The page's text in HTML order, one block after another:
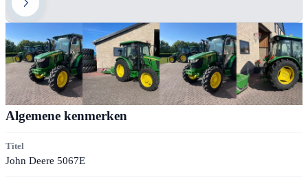
Algemene kenmerken
Titel
John Deere 5067E